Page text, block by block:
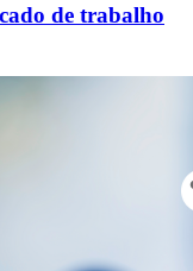
de trabalho